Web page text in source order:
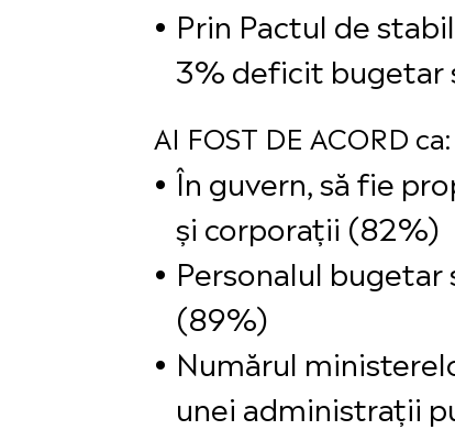
Prin Pactul de
3% deficit bugetar
AI FOST DE ACORD ca:
În guvern, să fie
și corporații (82%)
Personalul
(89%)
Numărul
unei administrații